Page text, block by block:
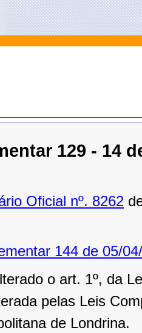
129 - 14
Oficial nº. 8262
144 de 05/
o art. 1º, da
pelas Leis
de Londrina.